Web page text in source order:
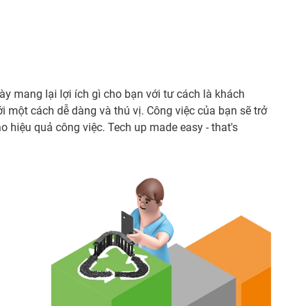
mang lại lợi ích gì cho bạn với tư cách là khách
cách dễ dàng và thú vị. Công việc của bạn sẽ trở
quả công việc. Tech up made easy - that's